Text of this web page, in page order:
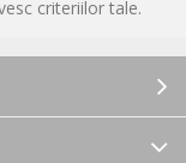
criteriilor tale.